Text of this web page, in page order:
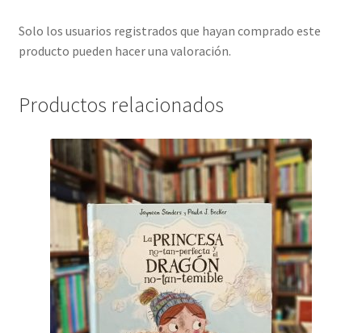
Solo los usuarios registrados que hayan comprado este
producto pueden hacer una valoración.
Productos relacionados